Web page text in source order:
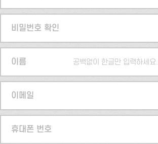
비밀번호 확인
이름 공백없이 한글만 입력하세요.
이메일
휴대폰 번호